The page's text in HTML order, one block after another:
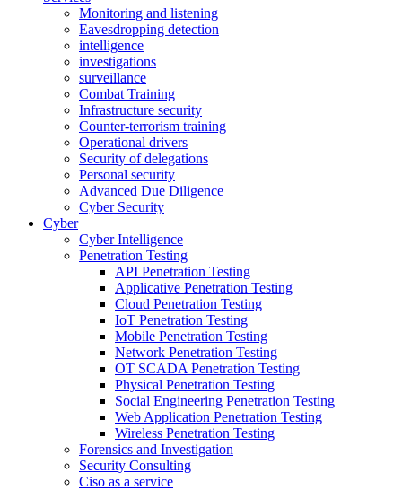
Monitoring and listening
Eavesdropping detection
intelligence
investigations
surveillance
Combat Training
Infrastructure security
Counter-terrorism training
Operational drivers
Security of delegations
Personal security
Advanced Due Diligence
Cyber Security
Cyber
Cyber Intelligence
Penetration Testing
API Penetration Testing
Applicative Penetration Testing
Cloud Penetration Testing
IoT Penetration Testing
Mobile Penetration Testing
Network Penetration Testing
OT SCADA Penetration Testing
Physical Penetration Testing
Social Engineering Penetration Testing
Web Application Penetration Testing
Wireless Penetration Testing
Forensics and Investigation
Security Consulting
Ciso as a service